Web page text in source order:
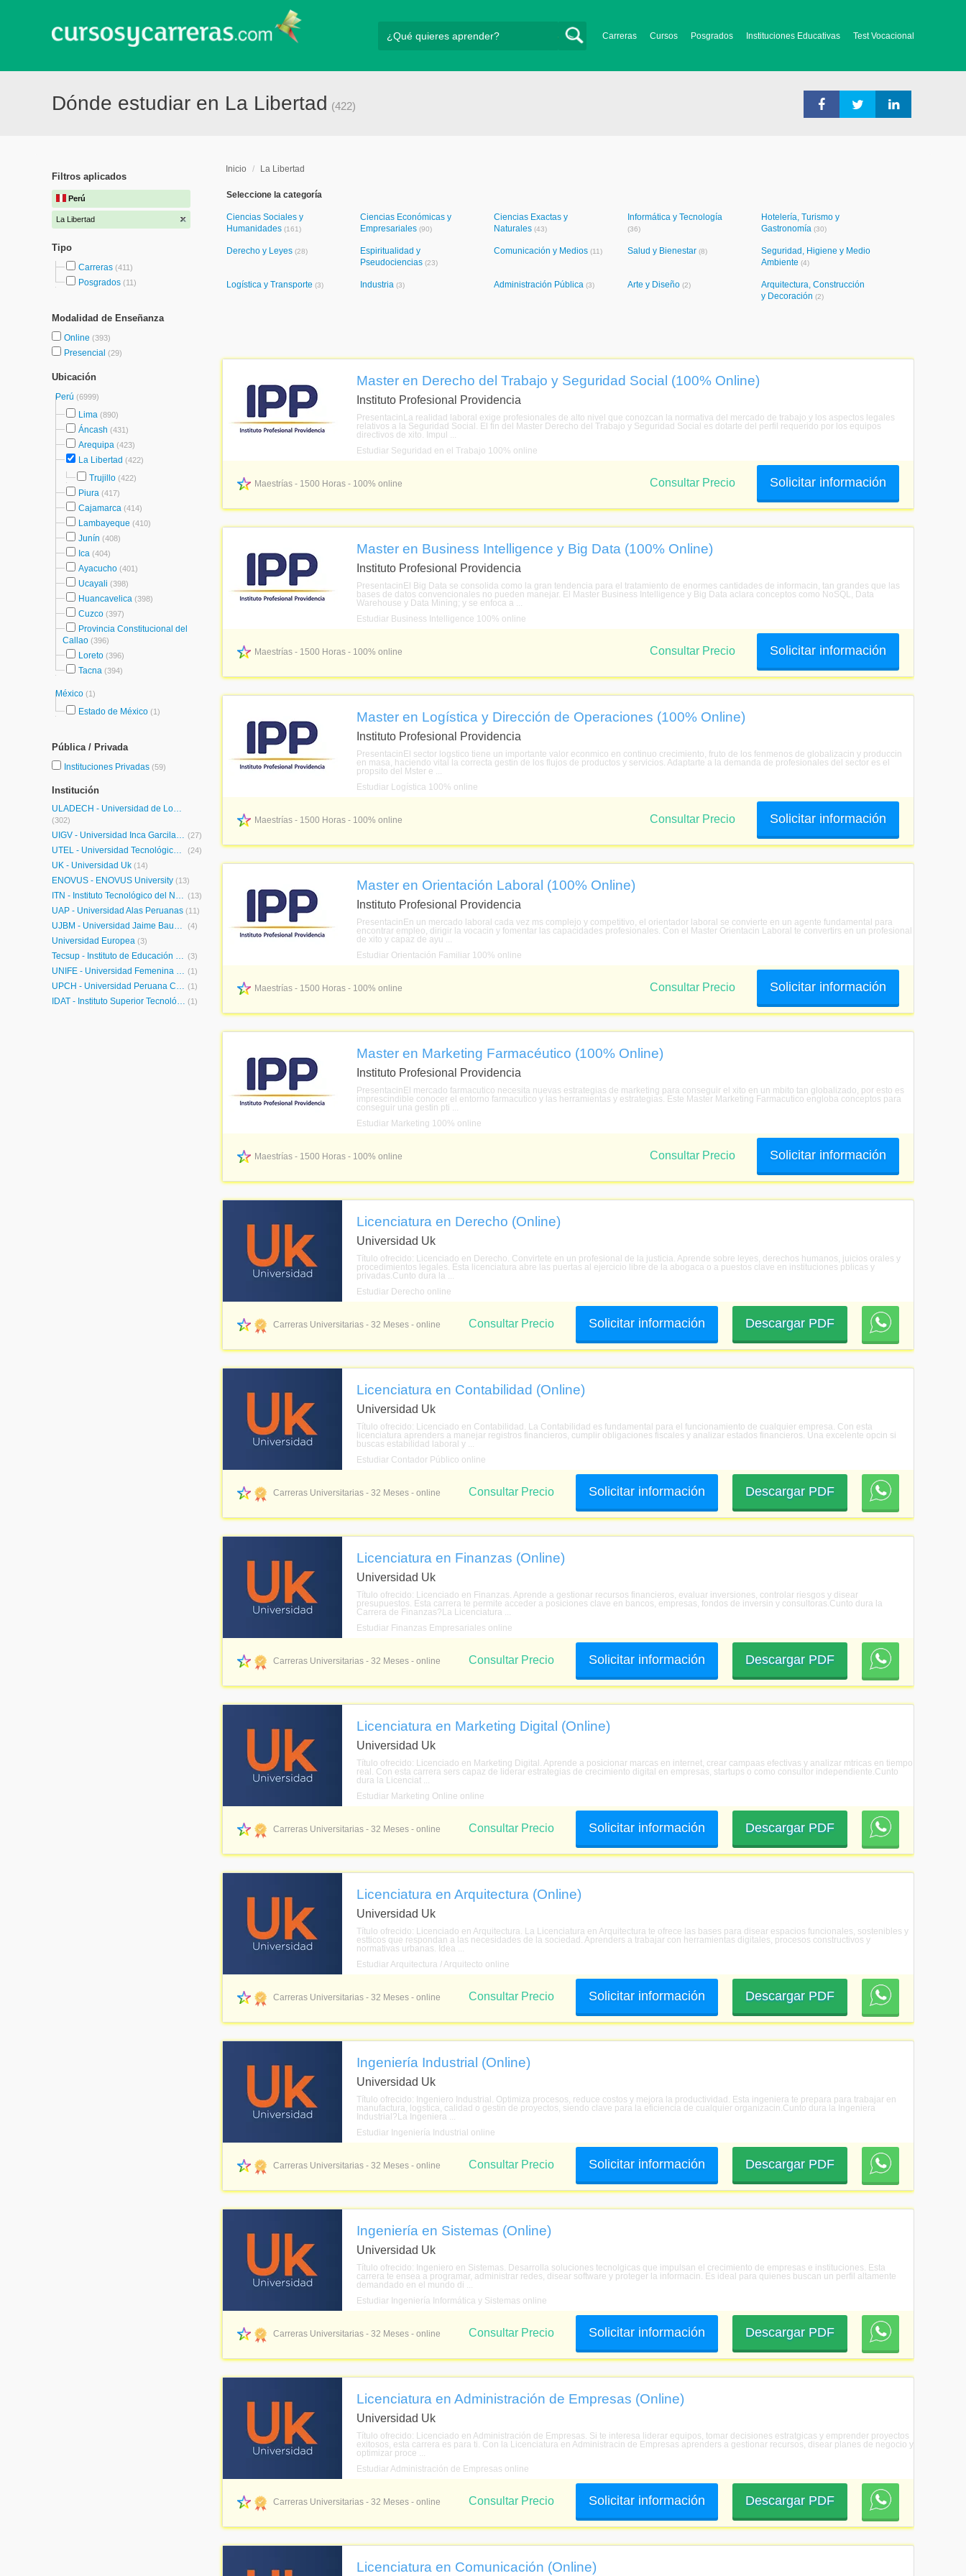
Carreras Cursos Posgrados Instituciones Educativas Test Vocacional
Dónde estudiar en La Libertad (422)
Filtros aplicados
Perú
La Libertad
Tipo
Carreras (411)
Posgrados (11)
Modalidad de Enseñanza
Online (393)
Presencial (29)
Ubicación
Perú (6999)
Lima (890)
Áncash (431)
Arequipa (423)
La Libertad (422)
Trujillo (422)
Piura (417)
Cajamarca (414)
Lambayeque (410)
Junín (408)
Ica (404)
Ayacucho (401)
Ucayali (398)
Huancavelica (398)
Cuzco (397)
Provincia Constitucional del
Callao (396)
Loreto (396)
Tacna (394)
México (1)
Estado de México (1)
Pública / Privada
Instituciones Privadas (59)
Institución
ULADECH - Universidad de Los Angeles de Chimbote
(302)
UIGV - Universidad Inca Garcilaso de la Vega (27)
UTEL - Universidad Tecnológica Latinoamericana en Línea Perú (24)
UK - Universidad Uk (14)
ENOVUS - ENOVUS University (13)
ITN - Instituto Tecnológico del Norte (13)
UAP - Universidad Alas Peruanas (11)
UJBM - Universidad Jaime Bausate y Meza (4)
Universidad Europea (3)
Tecsup - Instituto de Educación Superior (3)
UNIFÉ - Universidad Femenina del Sagrado Corazón (1)
UPCH - Universidad Peruana Cayetano Heredia (1)
IDAT - Instituto Superior Tecnológico IDAT (1)
Inicio / La Libertad
Seleccione la categoría
Ciencias Sociales y
Humanidades (161)
Ciencias Económicas y
Empresariales (90)
Ciencias Exactas y
Naturales (43)
Informática y Tecnología
(36)
Hotelería, Turismo y
Gastronomía (30)
Derecho y Leyes (28)
Espiritualidad y
Pseudociencias (23)
Comunicación y Medios (11) Salud y Bienestar (8)
Seguridad, Higiene y Medio
Ambiente (4)
Logística y Transporte (3) Industria (3) Administración Pública (3) Arte y Diseño (2)
Arquitectura, Construcción
y Decoración (2)
Master en Derecho del Trabajo y Seguridad Social (100% Online)
Instituto Profesional Providencia
PresentacinLa realidad laboral exige profesionales de alto nivel que conozcan la normativa del mercado de trabajo y los aspectos legales
relativos a la Seguridad Social. El fin del Master Derecho del Trabajo y Seguridad Social es dotarte del perfil requerido por los equipos
directivos de xito. Impul ...
Estudiar Seguridad en el Trabajo 100% online
Maestrías - 1500 Horas - 100% online Solicitar información
Consultar Precio
Master en Business Intelligence y Big Data (100% Online)
Instituto Profesional Providencia
PresentacinEl Big Data se consolida como la gran tendencia para el tratamiento de enormes cantidades de informacin, tan grandes que las
bases de datos convencionales no pueden manejar. El Master Business Intelligence y Big Data aclara conceptos como NoSQL, Data
Warehouse y Data Mining; y se enfoca a ...
Estudiar Business Intelligence 100% online
Maestrías - 1500 Horas - 100% online Solicitar información
Consultar Precio
Master en Logística y Dirección de Operaciones (100% Online)
Instituto Profesional Providencia
PresentacinEl sector logstico tiene un importante valor econmico en continuo crecimiento, fruto de los fenmenos de globalizacin y produccin
en masa, haciendo vital la correcta gestin de los flujos de productos y servicios. Adaptarte a la demanda de profesionales del sector es el
propsito del Mster e ...
Estudiar Logística 100% online
Maestrías - 1500 Horas - 100% online Solicitar información
Consultar Precio
Master en Orientación Laboral (100% Online)
Instituto Profesional Providencia
PresentacinEn un mercado laboral cada vez ms complejo y competitivo, el orientador laboral se convierte en un agente fundamental para
encontrar empleo, dirigir la vocacin y fomentar las capacidades profesionales. Con el Master Orientacin Laboral te convertirs en un profesional
de xito y capaz de ayu ...
Estudiar Orientación Familiar 100% online
Maestrías - 1500 Horas - 100% online Solicitar información
Consultar Precio
Master en Marketing Farmacéutico (100% Online)
Instituto Profesional Providencia
PresentacinEl mercado farmacutico necesita nuevas estrategias de marketing para conseguir el xito en un mbito tan globalizado, por esto es
imprescindible conocer el entorno farmacutico y las herramientas y estrategias. Este Master Marketing Farmacutico engloba conceptos para
conseguir una gestin pti ...
Estudiar Marketing 100% online
Maestrías - 1500 Horas - 100% online Solicitar información
Consultar Precio
Licenciatura en Derecho (Online)
Universidad Uk
Título ofrecido: Licenciado en Derecho. Convirtete en un profesional de la justicia. Aprende sobre leyes, derechos humanos, juicios orales y
procedimientos legales. Esta licenciatura abre las puertas al ejercicio libre de la abogaca o a puestos clave en instituciones pblicas y
privadas.Cunto dura la ...
Estudiar Derecho online
Carreras Universitarias - 32 Meses - online Descargar PDF
Solicitar información
Consultar Precio
Licenciatura en Contabilidad (Online)
Universidad Uk
Título ofrecido: Licenciado en Contabilidad. La Contabilidad es fundamental para el funcionamiento de cualquier empresa. Con esta
licenciatura aprenders a manejar registros financieros, cumplir obligaciones fiscales y analizar estados financieros. Una excelente opcin si
buscas estabilidad laboral y ...
Estudiar Contador Público online
Carreras Universitarias - 32 Meses - online Descargar PDF
Solicitar información
Consultar Precio
Licenciatura en Finanzas (Online)
Universidad Uk
Título ofrecido: Licenciado en Finanzas. Aprende a gestionar recursos financieros, evaluar inversiones, controlar riesgos y disear
presupuestos. Esta carrera te permite acceder a posiciones clave en bancos, empresas, fondos de inversin y consultoras.Cunto dura la
Carrera de Finanzas?La Licenciatura ...
Estudiar Finanzas Empresariales online
Carreras Universitarias - 32 Meses - online Descargar PDF
Solicitar información
Consultar Precio
Licenciatura en Marketing Digital (Online)
Universidad Uk
Título ofrecido: Licenciado en Marketing Digital. Aprende a posicionar marcas en internet, crear campaas efectivas y analizar mtricas en tiempo
real. Con esta carrera sers capaz de liderar estrategias de crecimiento digital en empresas, startups o como consultor independiente.Cunto
dura la Licenciat ...
Estudiar Marketing Online online
Carreras Universitarias - 32 Meses - online Descargar PDF
Solicitar información
Consultar Precio
Licenciatura en Arquitectura (Online)
Universidad Uk
Título ofrecido: Licenciado en Arquitectura. La Licenciatura en Arquitectura te ofrece las bases para disear espacios funcionales, sostenibles y
estticos que respondan a las necesidades de la sociedad. Aprenders a trabajar con herramientas digitales, procesos constructivos y
normativas urbanas. Idea ...
Estudiar Arquitectura / Arquitecto online
Carreras Universitarias - 32 Meses - online Descargar PDF
Solicitar información
Consultar Precio
Ingeniería Industrial (Online)
Universidad Uk
Título ofrecido: Ingeniero Industrial. Optimiza procesos, reduce costos y mejora la productividad. Esta ingeniera te prepara para trabajar en
manufactura, logstica, calidad o gestin de proyectos, siendo clave para la eficiencia de cualquier organizacin.Cunto dura la Ingeniera
Industrial?La Ingeniera ...
Estudiar Ingeniería Industrial online
Carreras Universitarias - 32 Meses - online Descargar PDF
Solicitar información
Consultar Precio
Ingeniería en Sistemas (Online)
Universidad Uk
Título ofrecido: Ingeniero en Sistemas. Desarrolla soluciones tecnolgicas que impulsan el crecimiento de empresas e instituciones. Esta
carrera te ensea a programar, administrar redes, disear software y proteger la informacin. Es ideal para quienes buscan un perfil altamente
demandado en el mundo di ...
Estudiar Ingeniería Informática y Sistemas online
Carreras Universitarias - 32 Meses - online Descargar PDF
Solicitar información
Consultar Precio
Licenciatura en Administración de Empresas (Online)
Universidad Uk
Título ofrecido: Licenciado en Administración de Empresas. Si te interesa liderar equipos, tomar decisiones estratgicas y emprender proyectos
exitosos, esta carrera es para ti. Con la Licenciatura en Administracin de Empresas aprenders a gestionar recursos, disear planes de negocio y
optimizar proce ...
Estudiar Administración de Empresas online
Carreras Universitarias - 32 Meses - online Descargar PDF
Solicitar información
Consultar Precio
Licenciatura en Comunicación (Online)